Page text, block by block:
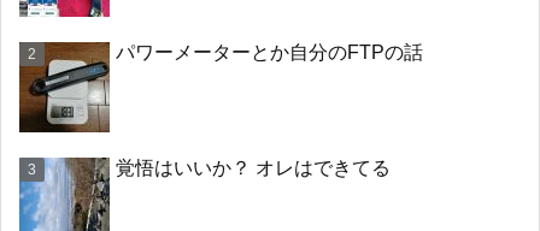
パワーメーターとか自分のFTPの話
覚悟はいいか？ オレはできてる